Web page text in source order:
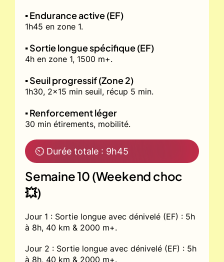
▪️ Endurance active (EF)
1h45 en zone 1.
▪️ Sortie longue spécifique (EF)
4h en zone 1, 1500 m+.
▪️ Seuil progressif (Zone 2)
1h30, 2x15 min seuil, récup 5 min.
▪️ Renforcement léger
30 min étirements, mobilité.
⏲ Durée totale : 9h45
Semaine 10 (Weekend choc
💥)
Jour 1 : Sortie longue avec dénivelé (EF) : 5h
à 8h, 40 km & 2000 m+.
Jour 2 : Sortie longue avec dénivelé (EF) : 5h
à 8h, 40 km & 2000 m+.